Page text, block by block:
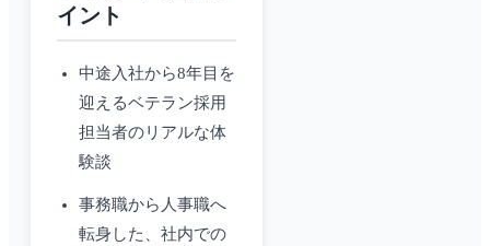
イント
中途入社から8年目を
迎えるベテラン採用
担当者のリアルな体
験談
事務職から人事職へ
転身した、社内での